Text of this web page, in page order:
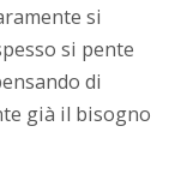
si
si pente
di
già il bisogno